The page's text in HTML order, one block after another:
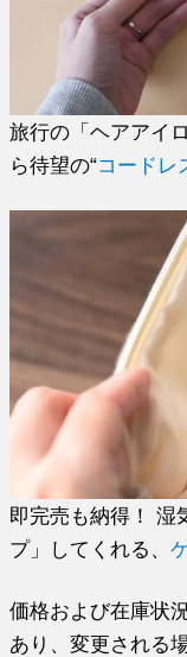
旅行の「ヘアアイ
ら待望の“コードレ
即完売も納得！ 湿
プ」してくれる、
価格および在庫状
あり、変更される